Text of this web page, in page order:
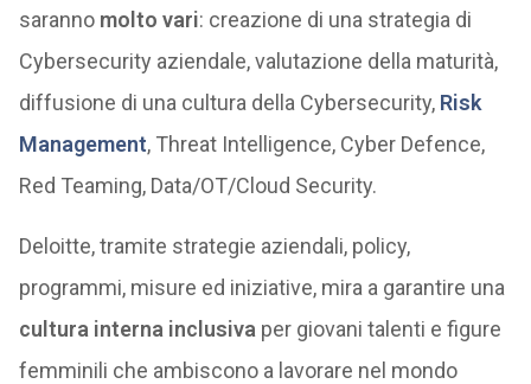
saranno molto vari: creazione di una strategia di
Cybersecurity aziendale, valutazione della maturità,
diffusione di una cultura della Cybersecurity, Risk
Management, Threat Intelligence, Cyber Defence,
Red Teaming, Data/OT/Cloud Security.
Deloitte, tramite strategie aziendali, policy,
programmi, misure ed iniziative, mira a garantire una
cultura interna inclusiva per giovani talenti e figure
femminili che ambiscono a lavorare nel mondo